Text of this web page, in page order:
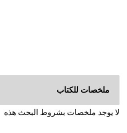
ملخصات للكتاب
لا يوجد ملخصات بشروط البحث هذه